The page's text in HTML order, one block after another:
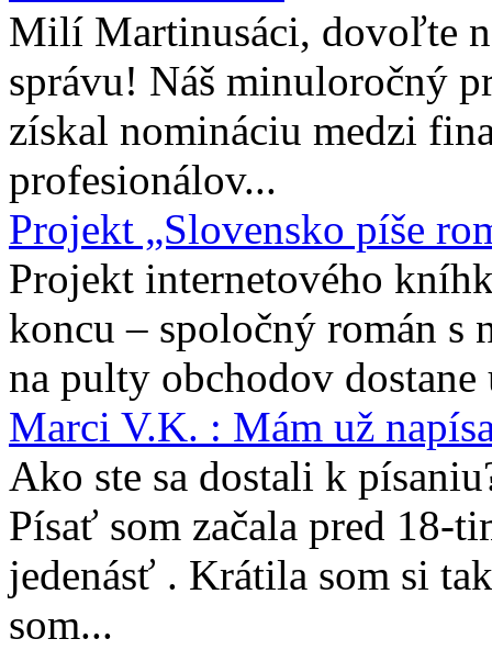
Milí Martinusáci, dovoľte
správu! Náš minuloročný
získal nomináciu medzi
profesionálov...
Projekt „Slovensko píše
Projekt internetového
koncu – spoločný román s
na pulty obchodov
Marci V.K. : Mám už
Ako ste sa dostali k
Písať som začala pred 18-
jedenásť . Krátila som si
som...